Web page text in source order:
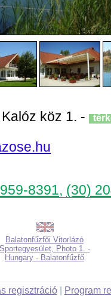
Kalóz köz 1. -
8391, (30)
Balatonfűzfői Vitorlázó
Sportegyesület, Photo 1. -
Hungary - Balatonfűzfő
regisztráció| Program